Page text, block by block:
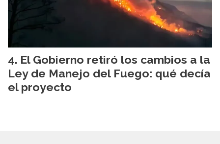
El Gobierno retiró los cambios a la
Ley de Manejo del Fuego: qué decía
el proyecto